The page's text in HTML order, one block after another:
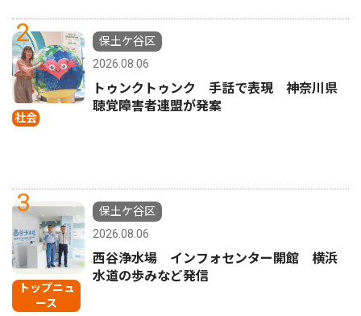
2
社会
保土ケ谷区
2026.08.06
トゥンクトゥンク 手話で表現 神奈川県
聴覚障害者連盟が発案
3
トップニュ
ース
保土ケ谷区
2026.08.06
西谷浄水場 インフォセンター開館 横浜
水道の歩みなど発信